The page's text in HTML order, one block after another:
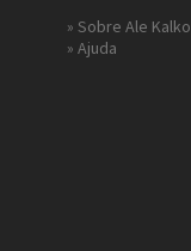
» Sobre Ale Kalko
» Ajuda